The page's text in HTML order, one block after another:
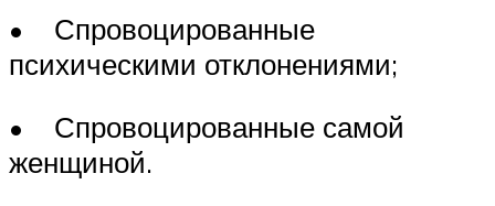
• Спровоцированные
психическими отклонениями;
• Спровоцированные самой
женщиной.